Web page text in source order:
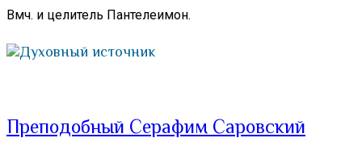
Вмч. и целитель Пантелеимон.
Духовный источник
Преподобный Серафим Саровский